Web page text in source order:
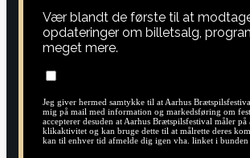
Vær blandt de første til at
opdateringer om billetsalg,
meget mere.
Jeg giver hermed samtykke til at Aarhus
mig på mail med information og markedsføring om
accepterer desuden at Aarhus Brætspilsfestival måler på
klikaktivitet og kan bruge dette til at målrette deres
kan til enhver tid afmelde dig igen vha. linket i bunden